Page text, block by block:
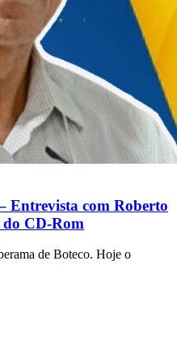
Entrevista com Roberto
CD-Rom
de Boteco. Hoje o